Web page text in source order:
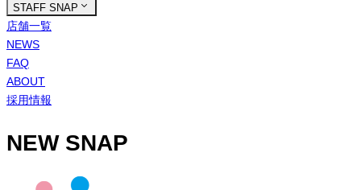
STAFF SNAP
店舗一覧
NEWS
FAQ
ABOUT
採用情報
NEW SNAP